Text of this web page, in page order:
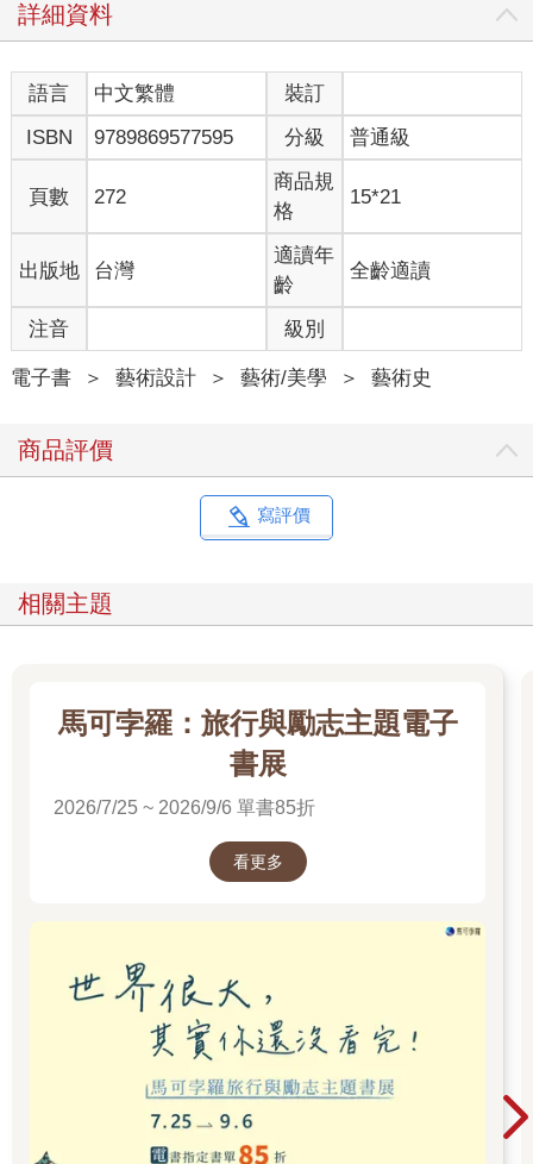
詳細資料
語言 中文繁體
裝訂
ISBN
9789869577595 分級 普通級
頁數 272
商品規
格
15*21
出版地 台灣
適讀年
齡
全齡適讀
注音 級別
電子書 ＞ 藝術設計 ＞ 藝術/美學 ＞ 藝術史
商品評價
寫評價
相關主題
馬可孛羅：旅行與勵志主題電子
書展
2026/7/25 ~ 2026/9/6 單書85折
看更多